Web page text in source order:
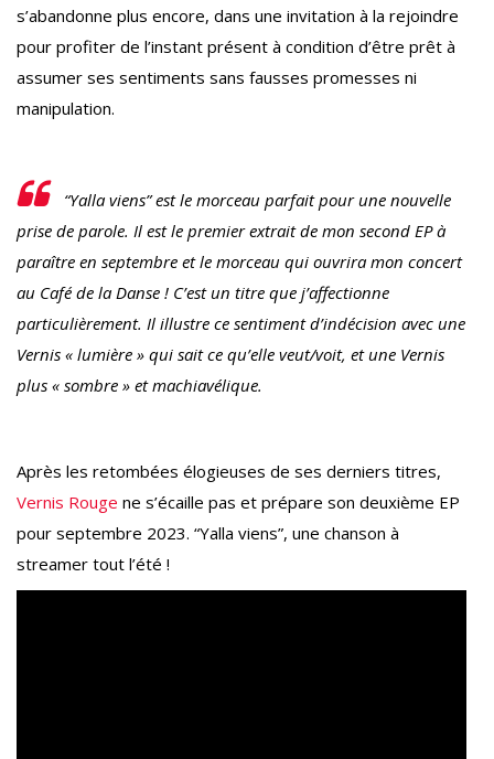
s’abandonne plus encore, dans une invitation à la rejoindre
pour profiter de l’instant présent à condition d’être prêt à
assumer ses sentiments sans fausses promesses ni
manipulation.
“Yalla viens” estle morceau parfait pour une nouvelle
prise de parole. Il est le premier extrait de mon second EP à
paraître en septembre et le morceau qui ouvrira mon concert
au Café de la Danse ! C’est un titre que j’affectionne
particulièrement. Il illustre ce sentiment d’indécision avec une
Vernis « lumière » qui sait ce qu’elle veut/voit, et une Vernis
plus « sombre » et machiavélique.
Après les retombées élogieuses de ses derniers titres,
Vernis Rouge ne s’écaille pas et prépare son deuxième EP
pour septembre 2023. “Yalla viens”, une chanson à
streamer tout l’été !